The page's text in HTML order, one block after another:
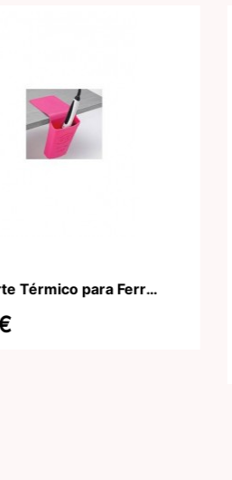
AG Suporte Térmico para Ferros Térmicos